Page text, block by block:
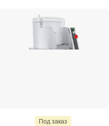
Под заказ